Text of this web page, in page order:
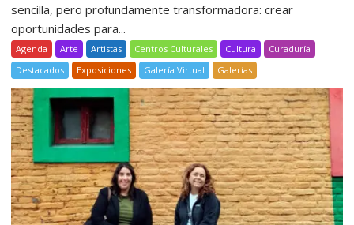
sencilla, pero profundamente transformadora: crear
oportunidades para...
Agenda Arte Artistas Centros Culturales Cultura
Curaduría
Destacados
Exposiciones Galería Virtual Galerías